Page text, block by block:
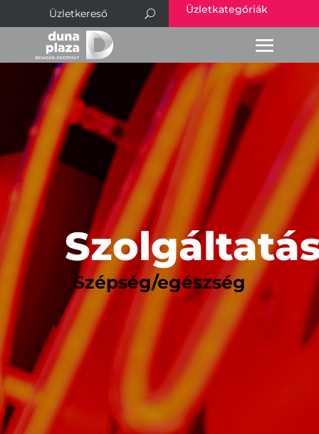
Üzletkategóriák
Szépség/egészség